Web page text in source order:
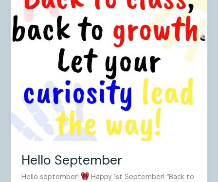
Hello September
Hello september!
Happy 1st September! “Back to